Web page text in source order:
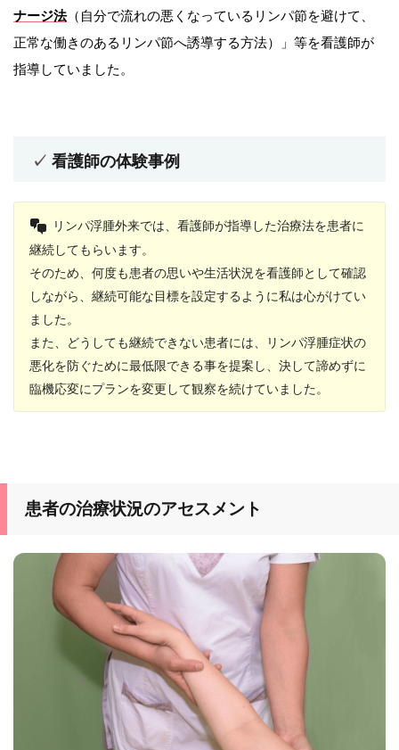
ナージ法（自分で流れの悪くなっているリンパ節を避けて、
正常な働きのあるリンパ節へ誘導する方法）」等を看護師が
指導していました。
看護師の体験事例
リンパ浮腫外来では、看護師が指導した治療法を患者に
継続してもらいます。
そのため、何度も患者の思いや生活状況を看護師として確認
しながら、継続可能な目標を設定するように私は心がけてい
ました。
また、どうしても継続できない患者には、リンパ浮腫症状の
悪化を防ぐために最低限できる事を提案し、決して諦めずに
臨機応変にプランを変更して観察を続けていました。
患者の治療状況のアセスメント